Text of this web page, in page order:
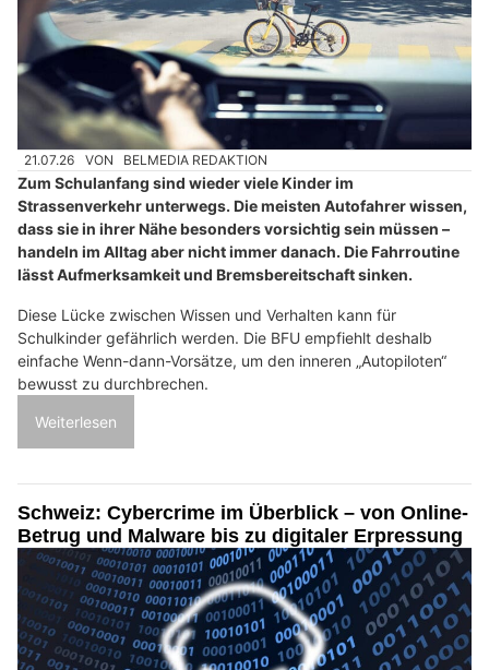
21.07.26 VON BELMEDIA REDAKTION
Zum Schulanfang sind wieder viele Kinder im
Strassenverkehr unterwegs. Die meisten Autofahrer wissen,
dass sie in ihrer Nähe besonders vorsichtig sein müssen –
handeln im Alltag aber nicht immer danach. Die Fahrroutine
lässt Aufmerksamkeit und Bremsbereitschaft sinken.
Diese Lücke zwischen Wissen und Verhalten kann für
Schulkinder gefährlich werden. Die BFU empfiehlt deshalb
einfache Wenn-dann-Vorsätze, um den inneren „Autopiloten“
bewusst zu durchbrechen.
Weiterlesen
Schweiz: Cybercrime im Überblick – von Online-
Betrug und Malware bis zu digitaler Erpressung